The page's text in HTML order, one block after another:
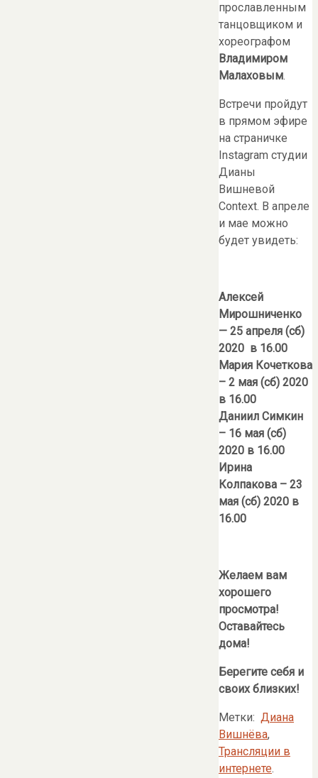
прославленным
танцовщиком и
хореографом
Владимиром
Малаховым.
Встречи пройдут
в прямом эфире
на страничке
Instagram студии
Дианы
Вишневой
Context. В апреле
и мае можно
будет увидеть:
Алексей
Мирошниченко
— 25 апреля (сб)
2020 в 16.00
Мария Кочеткова
– 2 мая (сб) 2020
в 16.00
Даниил Симкин
– 16 мая (сб)
2020 в 16.00
Ирина
Колпакова – 23
мая (сб) 2020 в
16.00
Желаем вам
хорошего
просмотра!
Оставайтесь
дома!
Берегите себя и
своих близких!
Метки: Диана
Вишнёва,
Трансляции в
интернете.